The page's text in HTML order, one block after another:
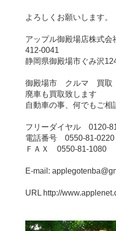
よろしくお願いします。
アップル御殿場店株式会
412-0041
静岡県御殿場市ぐみ沢
御殿場市　クルマ　買取
廃車も買取致します
自動車の事、何でもご相
フリーダイヤル　0120-
電話番号　0550-81-0220
ＦＡＸ　0550-81-1080
E-mail:
URL http://